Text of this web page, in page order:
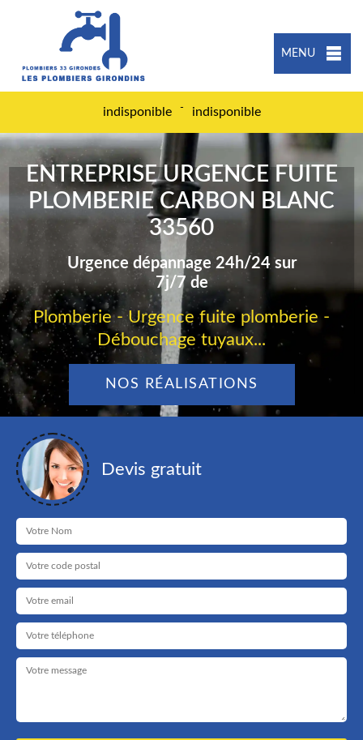
MENU
indisponible - indisponible
ENTREPRISE URGENCE FUITE
PLOMBERIE CARBON BLANC
33560
Urgence dépannage 24h/24 sur
7j/7 de
Plomberie - Urgence fuite plomberie -
Débouchage tuyaux...
NOS RÉALISATIONS
Devis gratuit